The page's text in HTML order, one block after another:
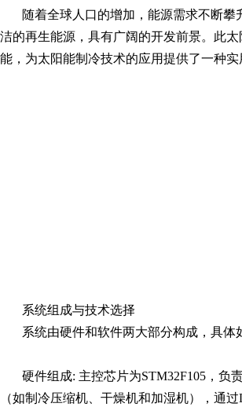
随着全球人口的增加，能源需求不断
洁的再生能源，具有广阔的开发前景。此
能，为太阳能制冷技术的应用提供了一种实
系统组成与技术选择
系统由硬件和软件两大部分构成，具体
硬件组成: 主控芯片为STM32F105，负
（如制冷压缩机、干燥机和加湿机），通